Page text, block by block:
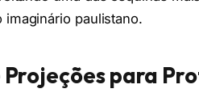
imaginário paulistano.
Projeções para